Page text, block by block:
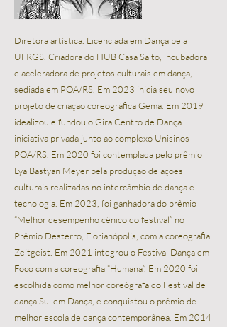
Diretora artística. Licenciada em Dança pela
UFRGS. Criadora do HUB Casa Salto, incubadora
e aceleradora de projetos culturais em dança,
sediada em POA/RS. Em 2023 inicia seu novo
projeto de criação coreográfica Gema. Em 2019
idealizou e fundou o Gira Centro de Dança
iniciativa privada junto ao complexo Unisinos
POA/RS. Em 2020 foi contemplada pelo prêmio
Lya Bastyan Meyer pela produção de ações
culturais realizadas no intercâmbio de dança e
tecnologia. Em 2023, foi ganhadora do prêmio
“Melhor desempenho cênico do festival” no
Prêmio Desterro, Florianópolis, com a coreografia
Zeitgeist. Em 2021 integrou o Festival Dança em
Foco com a coreografia “Humana”. Em 2020 foi
escolhida como melhor coreógrafa do Festival de
dança Sul em Dança, e conquistou o prêmio de
melhor escola de dança contemporânea. Em 2014